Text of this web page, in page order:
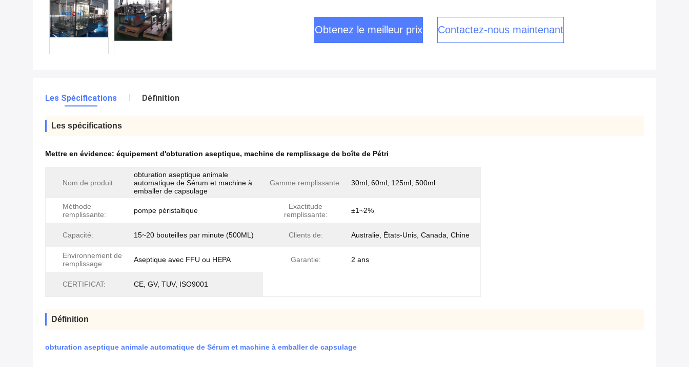
Obtenez le meilleur prix Contactez-nous maintenant
Les Spécifications Définition
Les spécifications
Mettre en évidence: équipement d'obturation aseptique, machine de remplissage de boîte de Pétri
Nom de produit:
obturation aseptique animale
automatique de Sérum et machine à
emballer de capsulage
Gamme remplissante: 30ml, 60ml, 125ml, 500ml
Méthode
remplissante:
pompe péristaltique
Exactitude
remplissante:
±1~2%
Capacité: 15~20 bouteilles par minute (500ML) Clients de: Australie, États-Unis, Canada, Chine
Environnement de
remplissage:
Aseptique avec FFU ou HEPA Garantie: 2 ans
CERTIFICAT: CE, GV, TUV, ISO9001
Définition
obturation aseptique animale automatique de Sérum et machine à emballer de capsulage